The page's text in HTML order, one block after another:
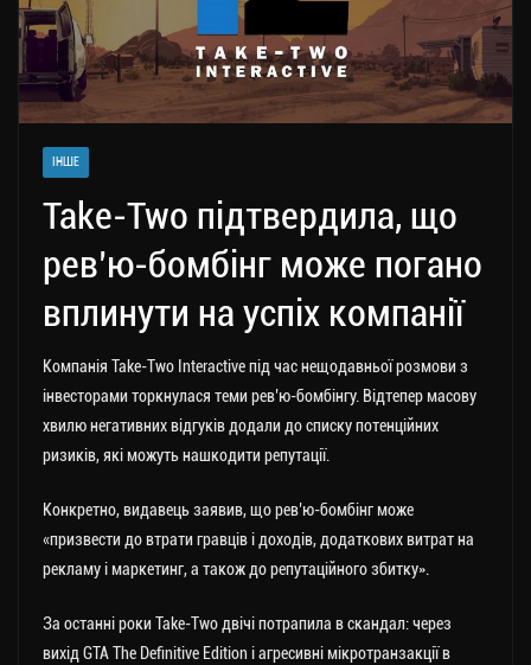
ІНШЕ
Take-Two підтвердила, що
рев’ю-бомбінг може погано
вплинути на успіх компанії
Компанія Take-Two Interactive під час нещодавньої розмови з
інвесторами торкнулася теми рев’ю-бомбінгу. Відтепер масову
хвилю негативних відгуків додали до списку потенційних
ризиків, які можуть нашкодити репутації.
Конкретно, видавець заявив, що рев’ю-бомбінг може
«призвести до втрати гравців і доходів, додаткових витрат на
рекламу і маркетинг, а також до репутаційного збитку».
За останні роки Take-Two двічі потрапила в скандал: через
вихід GTA The Definitive Edition і агресивні мікротранзакції в